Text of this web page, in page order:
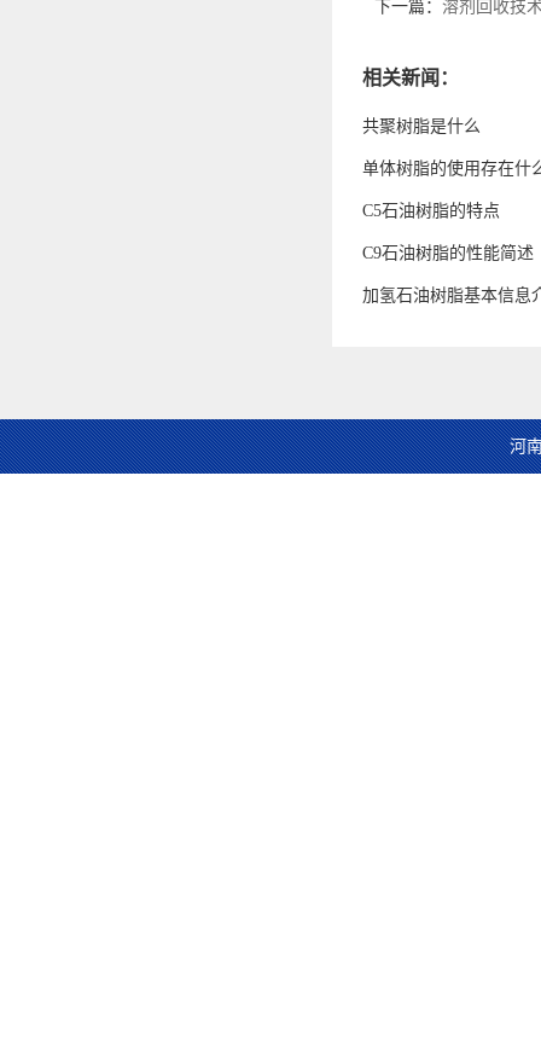
下一篇： 溶剂回收技
相关新闻：
共聚树脂是什么
单体树脂的使用存在什
C5石油树脂的特点
C9石油树脂的性能简述
加氢石油树脂基本信息
河